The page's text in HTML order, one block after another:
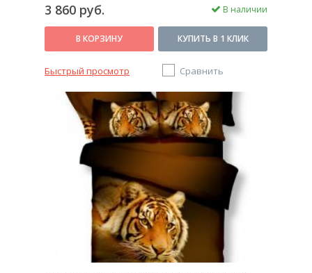
3 860 руб. В наличии
В КОРЗИНУ КУПИТЬ В 1 КЛИК
Быстрый просмотр Сравнить